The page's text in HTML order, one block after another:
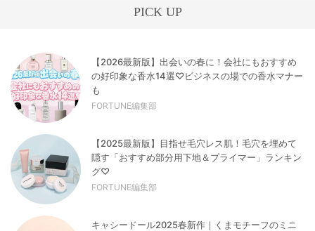
PICK UP
【2026最新版】出会いの春に！会社にもおすすめ
の好印象な香水14選♡ビジネスの場での香水マナー
も
FORTUNE編集部
【2025最新版】目指せ毛穴レス肌！毛穴を埋めて
隠す「おすすめ部分用下地＆プライマー」ランキン
グ♡
FORTUNE編集部
キャシードール2025春新作｜くまモチーフのミニ